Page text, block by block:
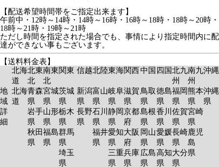
【配送希望時間帯をご指定出来ます】
午前中・12時～14時・14時～16時・16時～18時・18時～20時・
18時～21時・19時～21時
ただし時間を指定された場合でも、事情により指定時間内に配
達ができない事もございます。
【送料料金表】
北海
道
北東
北
南東
北
関東 信越北陸東海関西中国 四国北九
州
南九
州
沖縄
地
域
詳
細
北海
道
青森
県
岩手
県
秋田
県
宮城
県
山形
県
福島
県
茨城
県
栃木
県
群馬
県
埼玉
県
新潟
県
長野
県
富山
県
石川
県
福井
県
岐阜
県
静岡
県
愛知
県
三重
県
滋賀
県
京都
府
大阪
府
兵庫
県
鳥取
県
島根
県
岡山
県
広島
県
徳島
県
香川
県
愛媛
県
高知
県
福岡
県
佐賀
県
長崎
県
大分
県
熊本
県
宮崎
県
鹿児
島
県
沖縄
県